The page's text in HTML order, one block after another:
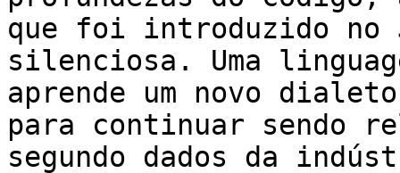
que foi introduzido no
silenciosa. Uma
aprende um novo
para continuar sendo
segundo dados da